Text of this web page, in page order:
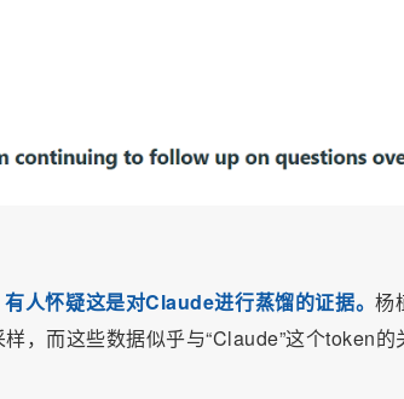
有人怀疑这是对Claude进行蒸馏的证据。杨
，而这些数据似乎与“Claude”这个token的